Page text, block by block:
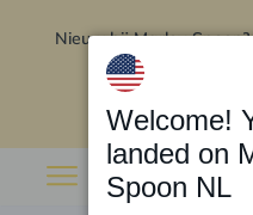
Nieuw bij Marley Spoon?
Welcome!
landed on
Spoon NL